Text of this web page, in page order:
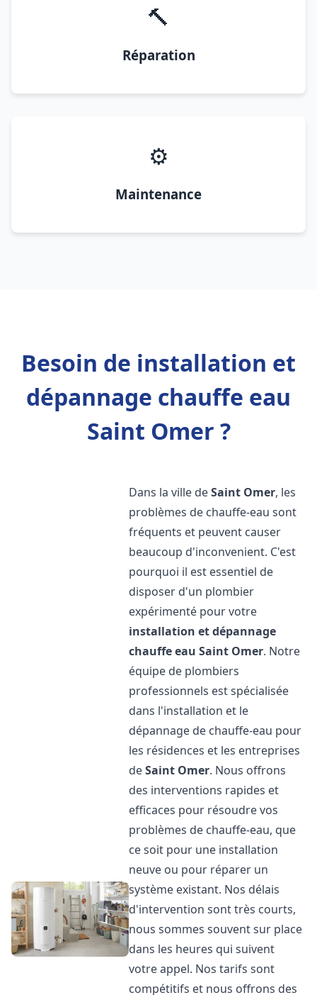
🔨
Réparation
⚙️
Maintenance
Besoin de installation et
dépannage chauffe eau
Saint Omer ?
Dans la ville deSaint Omer, les
problèmes de chauffe-eau sont
fréquents et peuvent causer
beaucoup d'inconvenient. C'est
pourquoi il est essentiel de
disposer d'un plombier
expérimenté pour votre
installation et dépannage
chauffe eau Saint Omer. Notre
équipe de plombiers
professionnels est spécialisée
dans l'installation et le
dépannage de chauffe-eau pour
les résidences et les entreprises
deSaint Omer. Nous offrons
des interventions rapides et
efficaces pour résoudre vos
problèmes de chauffe-eau, que
ce soit pour une installation
neuve ou pour réparer un
système existant. Nos délais
d'intervention sont très courts,
nous sommes souvent sur place
dans les heures qui suivent
votre appel. Nos tarifs sont
compétitifs et nous offrons des